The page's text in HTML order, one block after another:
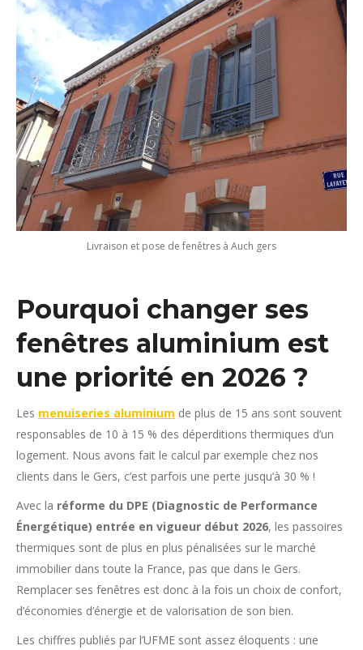
Livraison et pose de fenêtres à Auch gers
Pourquoi changer ses
fenêtres aluminium est
une priorité en 2026 ?
Les menuiseries aluminium de plus de 15 ans sont souvent
responsables de 10 à 15 % des déperditions thermiques d’un
logement. Nous avons fait le calcul par exemple chez nos
clients dans le Gers, c’est parfois une perte jusqu’à 30 % !
Avec la réforme du DPE (Diagnostic de Performance
Énergétique) entrée en vigueur début 2026, les passoires
thermiques sont de plus en plus pénalisées sur le marché
immobilier dans toute la France, pas que dans le Gers.
Remplacer ses fenêtres est donc à la fois un choix de confort,
d’économies d’énergie et de valorisation de son bien.
Les chiffres publiés par l’UFME sont assez éloquents : une